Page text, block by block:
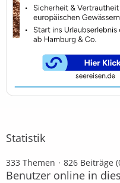
Statistik
333 Themen 826 Beiträge
Benutzer online in